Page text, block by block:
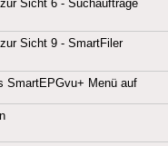
Sicht 6 - Suchaufträge
Sicht 9 - SmartFiler
SmartEPGvu+ Menü auf